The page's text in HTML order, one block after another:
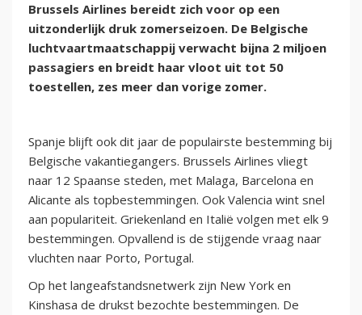
Brussels Airlines bereidt zich voor op een
uitzonderlijk druk zomerseizoen. De Belgische
luchtvaartmaatschappij verwacht bijna 2 miljoen
passagiers en breidt haar vloot uit tot 50
toestellen, zes meer dan vorige zomer.
Spanje blijft ook dit jaar de populairste bestemming bij
Belgische vakantiegangers. Brussels Airlines vliegt
naar 12 Spaanse steden, met Malaga, Barcelona en
Alicante als topbestemmingen. Ook Valencia wint snel
aan populariteit. Griekenland en Italië volgen met elk 9
bestemmingen. Opvallend is de stijgende vraag naar
vluchten naar Porto, Portugal.
Op het langeafstandsnetwerk zijn New York en
Kinshasa de drukst bezochte bestemmingen. De